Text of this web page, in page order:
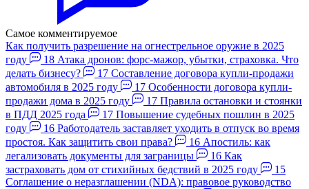
Самое комментируемое
Как получить разрешение на огнестрельное оружие в 2025
году
18 Атака дронов: форс-мажор, убытки, страховка. Что
делать бизнесу?
17 Составление договора купли-продажи
автомобиля в 2025 году
17 Особенности договора купли-
продажи дома в 2025 году
17 Правила остановки и стоянки
в ПДД 2025 года
17 Повышение судебных пошлин в 2025
году
16 Работодатель заставляет уходить в отпуск во время
простоя. Как защитить свои права?
16 Апостиль: как
легализовать документы для заграницы
16 Как
застраховать дом от стихийных бедствий в 2025 году
15
Соглашение о неразглашении (NDA): правовое руководство